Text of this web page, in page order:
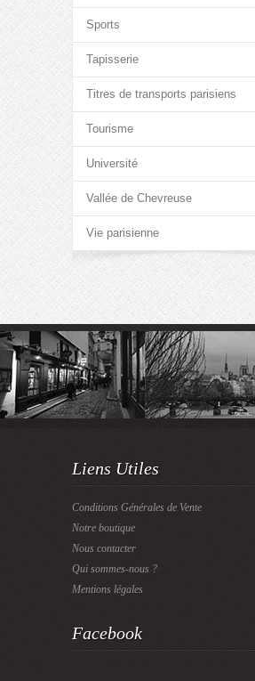
Sports
Tapisserie
Titres de transports parisiens
Tourisme
Université
Vallée de Chevreuse
Vie parisienne
Liens Utiles
Conditions Générales de Vente
Notre boutique
Nous contacter
Qui sommes-nous ?
Mentions légales
Facebook